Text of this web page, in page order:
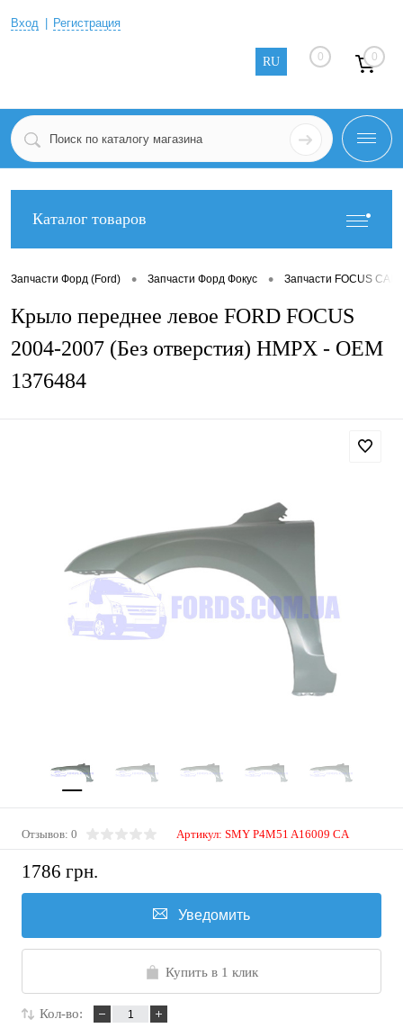
Вход Регистрация
RU 0 0
Каталог товаров
Запчасти Форд (Ford) • Запчасти Форд Фокус • Запчасти FOCUS
Крыло переднее левое FORD FOCUS
2004-2007 (Без отверстия) HMPX - OEM
1376484
Отзывов: 0 Артикул: SMY P4M51 A16009 CA
1786 грн.
Уведомить
Купить в 1 клик
Кол-во: